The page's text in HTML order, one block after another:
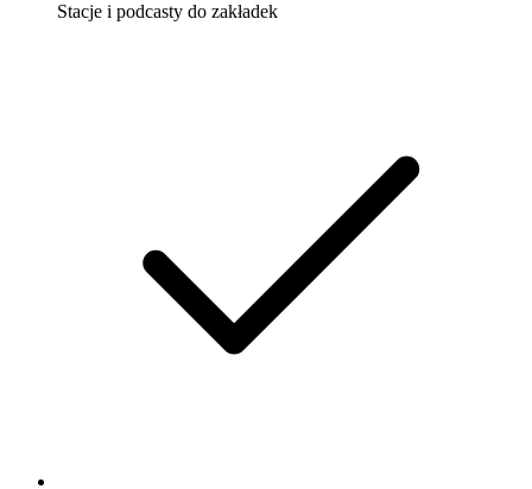
Stacje i podcasty do zakładek